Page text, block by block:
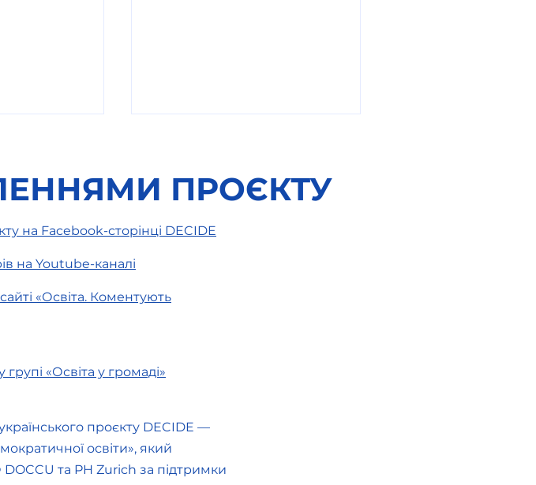
про
«Громадський бюджет на
ПРОЄКТУ
на Facebook-сторінці DECIDE
на Youtube-каналі
«Освіта. Коментують
«Освіта у громаді»
проєкту DECIDE —
освіти», який
та PH Zurich за підтримки